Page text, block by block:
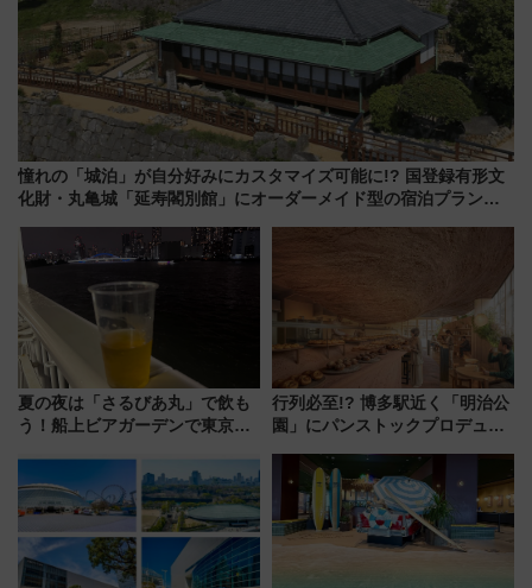
憧れの「城泊」が自分好みにカスタマイズ可能に!? 国登録有形文
化財・丸亀城「延寿閣別館」にオーダーメイド型の宿泊プランが
夏の夜は「さるびあ丸」で飲も
う！船上ビアガーデンで東京湾
杯……工場直送生ビールや島グ
ルメが美味い
行列必至!? 博多駅近く「明治公
園」にパンストックプロデュー
オープン 秋からはビストロ営業
も！